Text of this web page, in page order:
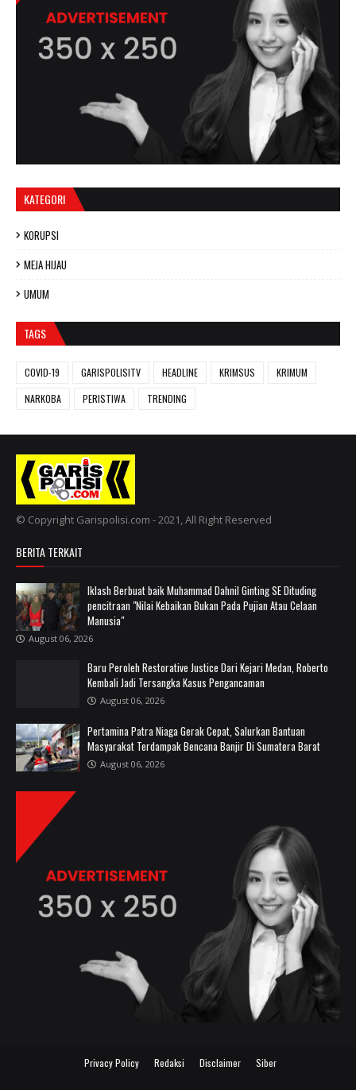
KATEGORI
KORUPSI
MEJA HIJAU
UMUM
TAGS
COVID-19 GARISPOLISITV HEADLINE KRIMSUS
KRIMUM
NARKOBA
PERISTIWA TRENDING
© Copyright Garispolisi.com - 2021, All Right Reserved
BERITA TERKAIT
Iklash Berbuat baik Muhammad Dahnil Ginting SE Dituding
pencitraan "Nilai Kebaikan Bukan Pada Pujian Atau Celaan
Manusia"
August 06, 2026
Baru Peroleh Restorative Justice Dari Kejari Medan, Roberto
Kembali Jadi Tersangka Kasus Pengancaman
August 06, 2026
Pertamina Patra Niaga Gerak Cepat, Salurkan Bantuan
Masyarakat Terdampak Bencana Banjir Di Sumatera Barat
August 06, 2026
Privacy Policy Redaksi Disclaimer Siber